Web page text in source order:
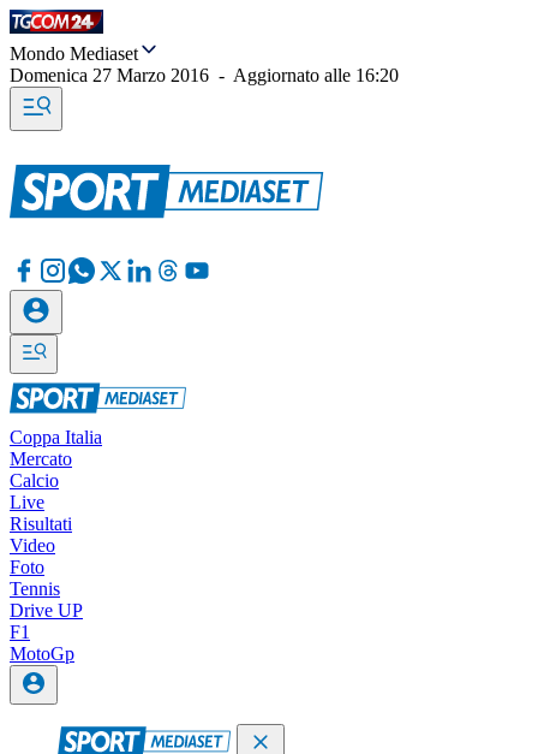
Mondo Mediaset
Domenica 27 Marzo 2016 - Aggiornato alle 16:20
Coppa Italia
Mercato
Calcio
Live
Risultati
Video
Foto
Tennis
Drive UP
F1
MotoGp